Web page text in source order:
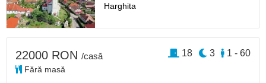
Harghita
22000 RON /casă
Fără masă
1 - 60
3
18